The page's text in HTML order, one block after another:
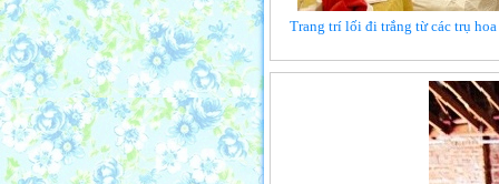
Trang trí lối đi trắng từ các trụ